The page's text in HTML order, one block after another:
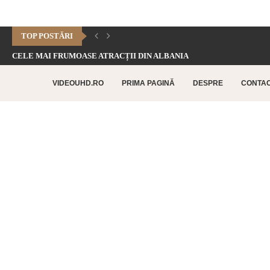
TOP POSTĂRI
CELE MAI FRUMOASE ATRACȚII DIN ALBANIA
VIDEOUHD.RO PRIMA PAGINĂ DESPRE